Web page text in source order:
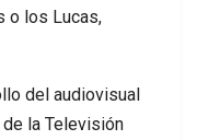
o los Lucas,
del audiovisual
la Televisión